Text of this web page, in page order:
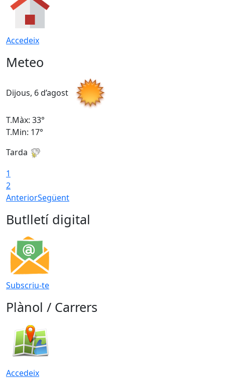
Accedeix
Meteo
Dijous, 6 d’agost
T.Màx: 33°
T.Min: 17°
Tarda
1
2
AnteriorSegüent
Butlletí digital
Subscriu-te
Plànol / Carrers
Accedeix